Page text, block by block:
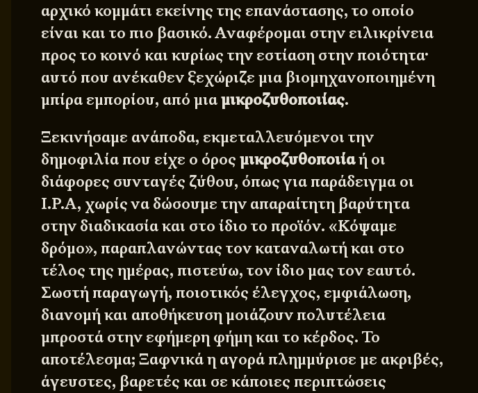
αρχικό κομμάτι εκείνης της επανάστασης, το οποίο
είναι και το πιο βασικό. Αναφέρομαι στην ειλικρίνεια
προς το κοινό και κυρίως την εστίαση στην ποιότητα·
αυτό που ανέκαθεν ξεχώριζε μια βιομηχανοποιημένη
μπίρα εμπορίου, από μιαμικροζυθοποιίας.
Ξεκινήσαμε ανάποδα, εκμεταλλευόμενοι την
δημοφιλία που είχε ο όροςμικροζυθοποιίαή οι
διάφορες συνταγές ζύθου, όπως για παράδειγμα οι
I.P.A, χωρίς να δώσουμε την απαραίτητη βαρύτητα
στην διαδικασία και στο ίδιο το προϊόν. «Κόψαμε
δρόμο», παραπλανώντας τον καταναλωτή και στο
τέλος της ημέρας, πιστεύω, τον ίδιο μας τον εαυτό.
Σωστή παραγωγή, ποιοτικός έλεγχος, εμφιάλωση,
διανομή και αποθήκευση μοιάζουν πολυτέλεια
μπροστά στην εφήμερη φήμη και το κέρδος. Το
αποτέλεσμα; Ξαφνικά η αγορά πλημμύρισε με ακριβές,
άγευστες, βαρετές και σε κάποιες περιπτώσεις